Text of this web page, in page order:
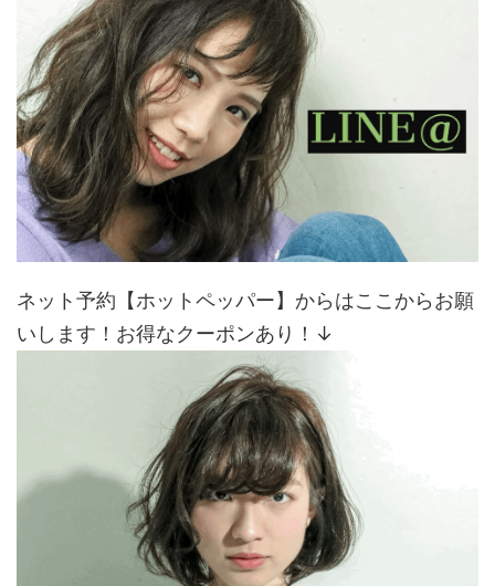
ネット予約【ホットペッパー】からはここからお願
いします！お得なクーポンあり！↓